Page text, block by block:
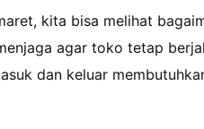
kita bisa melihat
agar toko tetap
dan keluar